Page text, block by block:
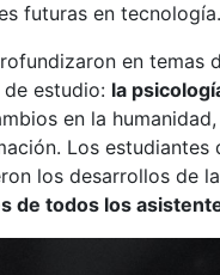
futuras en tecnología.
en temas
estudio: la
en la
Los
los desarrollos de
de todos los